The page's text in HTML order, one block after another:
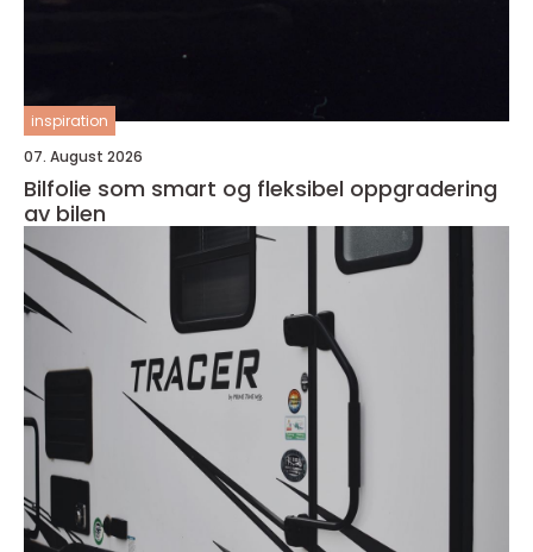
inspiration
07. August 2026
Bilfolie som smart og fleksibel oppgradering
av bilen